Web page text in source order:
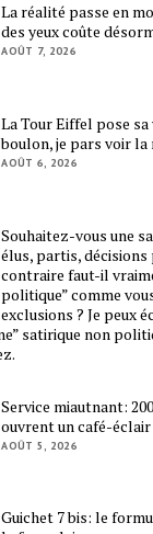
La réalité passe en
des yeux coûte
AOÛT 7, 2026
La Tour Eiffel pose
boulon, je pars voir la
AOÛT 6, 2026
Souhaitez-vous une
élus, partis, décisions
contraire faut-il
politique” comme
exclusions ? Je peux
satirique non
Service miautnant:
ouvrent un café-éclair
AOÛT 5, 2026
Guichet 7 bis: le